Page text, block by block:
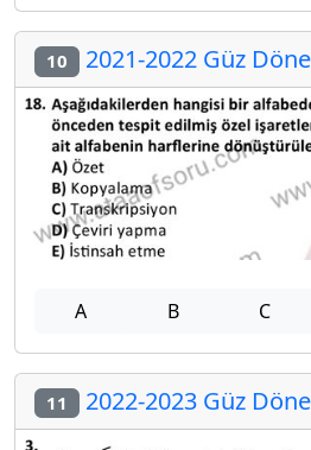
10 2021-2022 Güz
A B C
11 2022-2023 Güz